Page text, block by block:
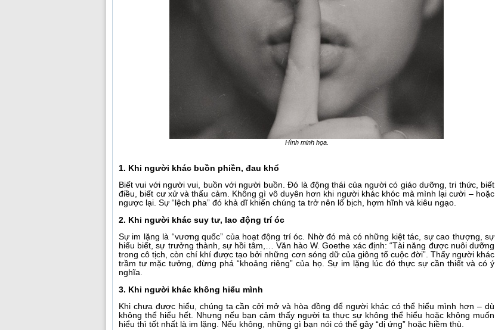
Hình minh họa.
1. Khi người khác buồn phiền, đau khổ
Biết vui với người vui, buồn với người buồn. Đó là động thái của người có giáo dưỡng, tri thức, biết
điều, biết cư xử và thấu cảm. Không gì vô duyên hơn khi người khác khóc mà mình lại cười – hoặc
ngược lại. Sự “lệch pha” đó khả dĩ khiến chúng ta trở nên lố bịch, hợm hĩnh và kiêu ngạo.
2. Khi người khác suy tư, lao động trí óc
Sự im lặng là “vương quốc” của hoạt động trí óc. Nhờ đó mà có những kiệt tác, sự cao thượng, sự
hiểu biết, sự trưởng thành, sự hồi tâm,… Văn hào W. Goethe xác định: “Tài năng được nuôi dưỡng
trong cô tịch, còn chí khí được tạo bởi những cơn sóng dữ của giông tố cuộc đời”. Thấy người khác
trầm tư mặc tưởng, đừng phá “khoảng riêng” của họ. Sự im lặng lúc đó thực sự cần thiết và có ý
nghĩa.
3. Khi người khác không hiểu mình
Khi chưa được hiểu, chúng ta cần cởi mở và hòa đồng để người khác có thể hiểu mình hơn – dù
không thể hiểu hết. Nhưng nếu bạn cảm thấy người ta thực sự không thể hiểu hoặc không muốn
hiểu thì tốt nhất là im lặng. Nếu không, những gì bạn nói có thể gây “dị ứng” hoặc hiềm thù.